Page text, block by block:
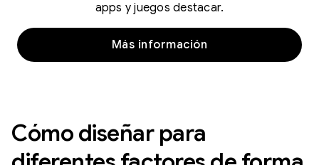
apps y juegos destacar.
Más información
Cómo diseñar para